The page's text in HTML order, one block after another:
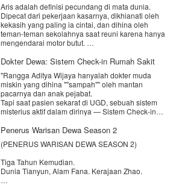
Aris adalah definisi pecundang di mata dunia.
Dipecat dari pekerjaan kasarnya, dikhianati oleh
kekasih yang paling ia cintai, dan dihina oleh
teman-teman sekolahnya saat reuni karena hanya
mengendarai motor butut.
Satu-satunya harta yang ia miliki hanyalah
kota.
Namun, harapan Aris hancur saat ia kembali.
Tanah yang ia impikan menjadi tempat tinggal
yang tenang, telah berubah menjadi gunung
dikuasai mafia dan oknum korup.
Di titik terendah hidupnya, sebuah suara dingin
bergema di kepalanya:
[Ding! Sistem Petani Sultan Diaktifkan!]
Dokter Dewa: Sistem Check-in Rumah Sakit
"Rangga Aditya Wijaya hanyalah dokter muda
miskin yang dihina ""sampah"" oleh mantan
pacarnya dan anak pejabat.
Tapi saat pasien sekarat di UGD, sebuah sistem
misterius aktif dalam dirinya — Sistem Check-in
Setiap kali ia check-in di situasi darurat, ia
ratusan juta, dan resep obat revolusioner.
dunia kedokteran."
Penerus Warisan Dewa Season 2
(PENERUS WARISAN DEWA SEASON 2)
Tiga Tahun Kemudian.
Dunia Tianyun, Alam Fana. Kerajaan Zhao.